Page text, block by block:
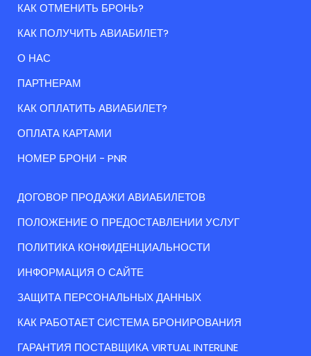
КАК ОТМЕНИТЬ БРОНЬ?
КАК ПОЛУЧИТЬ АВИАБИЛЕТ?
О НАС
ПАРТНЕРАМ
КАК ОПЛАТИТЬ АВИАБИЛЕТ?
ОПЛАТА КАРТАМИ
НОМЕР БРОНИ - PNR
ДОГОВОР ПРОДАЖИ АВИАБИЛЕТОВ
ПОЛОЖЕНИЕ О ПРЕДОСТАВЛЕНИИ УСЛУГ
ПОЛИТИКА КОНФИДЕНЦИАЛЬНОСТИ
ИНФОРМАЦИЯ О САЙТЕ
ЗАЩИТА ПЕРСОНАЛЬНЫХ ДАННЫХ
КАК РАБОТАЕТ СИСТЕМА БРОНИРОВАНИЯ
ГАРАНТИЯ ПОСТАВЩИКА VIRTUAL INTERLINE